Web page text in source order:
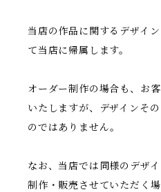
当店の作品に関するデザイ
て当店に帰属します。
オーダー制作の場合も、お
いたしますが、デザインそ
のではありません。
なお、当店では同様のデザ
制作・販売させていただく場